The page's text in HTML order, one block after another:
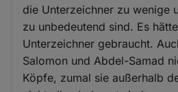
die Unterzeichner zu wenige
zu unbedeutend sind. Es
Unterzeichner gebraucht.
Salomon und Abdel-Samad
Köpfe, zumal sie außerhalb